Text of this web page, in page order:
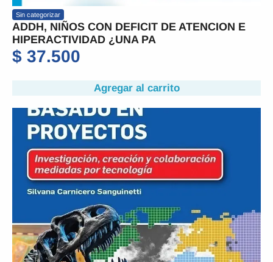
Sin categorizar
ADDH, NIÑOS CON DEFICIT DE ATENCION E
HIPERACTIVIDAD ¿UNA PA
$ 37.500
Agregar al carrito